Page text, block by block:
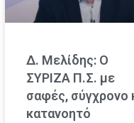
Δ. Μελίδης: Ο
ΣΥΡΙΖΑ Π.Σ. με
σαφές, σύγχρονο
κατανοητό